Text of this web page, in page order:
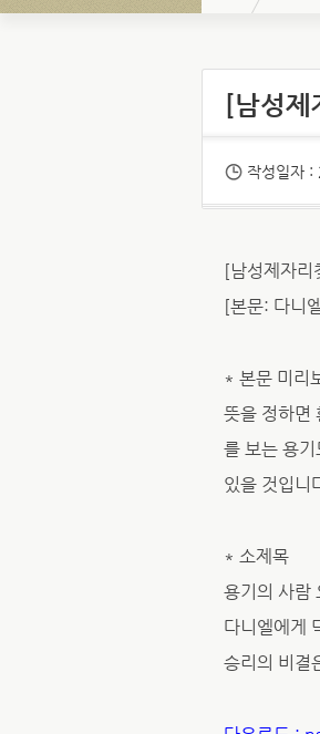
[남성
작성일자 :
[남성제자리
[본문: 다니
* 본문 미리
뜻을 정하면
를 보는 용
있을 것입니
* 소제목
용기의 사람
다니엘에게
승리의 비결